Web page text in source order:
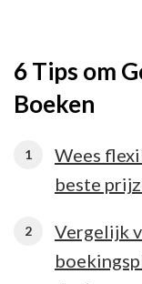
6 Tips om
Boeken
Wees
beste
Vergelijk